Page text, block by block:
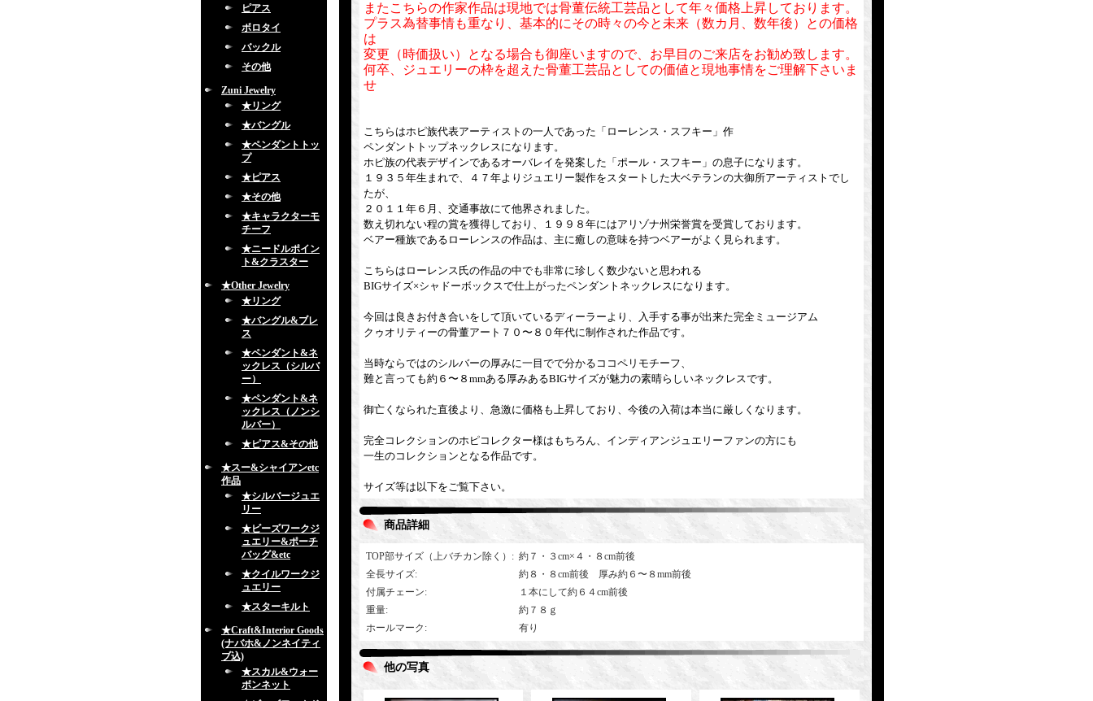
ピアス
ボロタイ
バックル
その他
Zuni Jewelry
★リング
★バングル
★ペンダントトッ
プ
★ピアス
★その他
★キャラクターモ
チーフ
★ニードルポイン
ト&クラスター
★Other Jewelry
★リング
★バングル&ブレ
ス
★ペンダント&ネ
ックレス（シルバ
ー）
★ペンダント&ネ
ックレス（ノンシ
ルバー）
★ピアス&その他
★スー&シャイアンetc
作品
★シルバージュエ
リー
★ビーズワークジ
ュエリー&ポーチ
バッグ&etc
★クイルワークジ
ュエリー
★スターキルト
★Craft&Interior Goods
(ナバホ&ノンネイティ
ブ込)
★スカル&ウォー
ボンネット
またこちらの作家作品は現地では骨董伝統工芸品として年々価格上昇しております。
プラス為替事情も重なり、基本的にその時々の今と未来（数カ月、数年後）との価格
は
変更（時価扱い）となる場合も御座いますので、お早目のご来店をお勧め致します。
何卒、ジュエリーの枠を超えた骨董工芸品としての価値と現地事情をご理解下さいま
せ
こちらはホピ族代表アーティストの一人であった「ローレンス・スフキー」作
ペンダントトップネックレスになります。
ホピ族の代表デザインであるオーバレイを発案した「ポール・スフキー」の息子になります。
１９３５年生まれで、４７年よりジュエリー製作をスタートした大ベテランの大御所アーティストでし
たが、
２０１１年６月、交通事故にて他界されました。
数え切れない程の賞を獲得しており、１９９８年にはアリゾナ州栄誉賞を受賞しております。
ベアー種族であるローレンスの作品は、主に癒しの意味を持つベアーがよく見られます。
こちらはローレンス氏の作品の中でも非常に珍しく数少ないと思われる
BIGサイズ×シャドーボックスで仕上がったペンダントネックレスになります。
今回は良きお付き合いをして頂いているディーラーより、入手する事が出来た完全ミュージアム
クゥオリティーの骨董アート７０〜８０年代に制作された作品です。
当時ならではのシルバーの厚みに一目でで分かるココペリモチーフ、
難と言っても約６〜８mmある厚みあるBIGサイズが魅力の素晴らしいネックレスです。
御亡くなられた直後より、急激に価格も上昇しており、今後の入荷は本当に厳しくなります。
完全コレクションのホピコレクター様はもちろん、インディアンジュエリーファンの方にも
一生のコレクションとなる作品です。
サイズ等は以下をご覧下さい。
商品詳細
TOP部サイズ（上バチカン除く） : 約７・３cm×４・８cm前後
全長サイズ:
約８・８cm前後 厚み約６〜８mm前後
付属チェーン:
１本にして約６４cm前後
重量:
約７８ｇ
ホールマーク : 有り
他の写真